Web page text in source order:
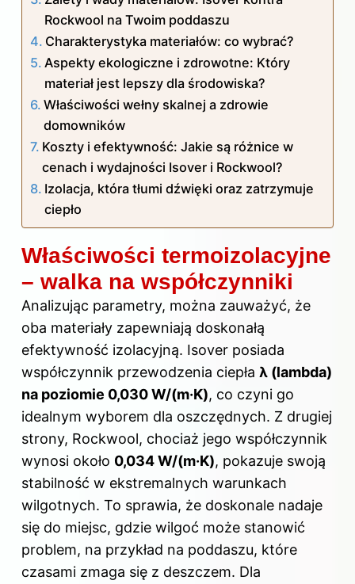
Rockwool na Twoim poddaszu
Charakterystyka materiałów: co wybrać?
Aspekty ekologiczne i zdrowotne: Który
materiał jest lepszy dla środowiska?
Właściwości wełny skalnej a zdrowie
domowników
Koszty i efektywność: Jakie są różnice w
cenach i wydajności Isover i Rockwool?
Izolacja, która tłumi dźwięki oraz zatrzymuje
ciepło
Właściwości termoizolacyjne
– walka na współczynniki
Analizując parametry, można zauważyć, że
oba materiały zapewniają doskonałą
efektywność izolacyjną. Isover posiada
współczynnik przewodzenia ciepła λ (lambda)
na poziomie 0,030 W/(m·K), co czyni go
idealnym wyborem dla oszczędnych. Z drugiej
strony, Rockwool, chociaż jego współczynnik
wynosi około 0,034 W/(m·K), pokazuje swoją
stabilność w ekstremalnych warunkach
wilgotnych. To sprawia, że doskonale nadaje
się do miejsc, gdzie wilgoć może stanowić
problem, na przykład na poddaszu, które
czasami zmaga się z deszczem. Dla